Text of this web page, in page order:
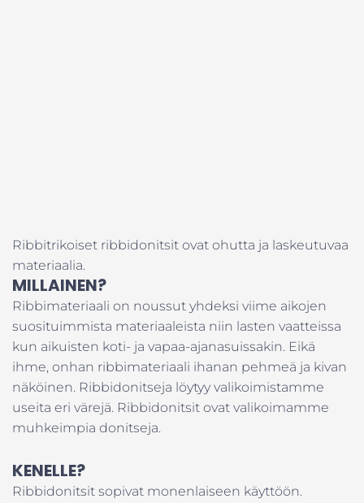
Ribbitrikoiset ribbidonitsit ovat ohutta ja laskeutuvaa
materiaalia.
MILLAINEN?
Ribbimateriaali on noussut yhdeksi viime aikojen
suosituimmista materiaaleista niin lasten vaatteissa
kun aikuisten koti- ja vapaa-ajanasuissakin. Eikä
ihme, onhan ribbimateriaali ihanan pehmeä ja kivan
näköinen. Ribbidonitseja löytyy valikoimistamme
useita eri värejä. Ribbidonitsit ovat valikoimamme
muhkeimpia donitseja.
KENELLE?
Ribbidonitsit sopivat monenlaiseen käyttöön.